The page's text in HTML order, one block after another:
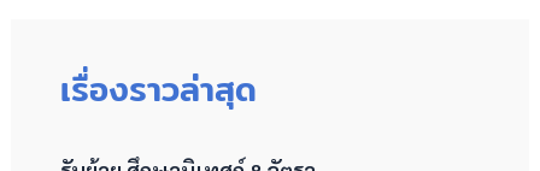
เรื่องราวล่าสุด